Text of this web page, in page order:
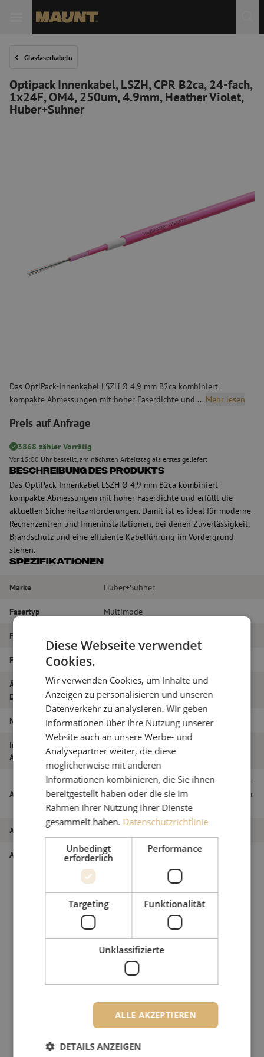
Glasfaserkabeln
Optipack Innenkabel, LSZH, CPR B2ca, 24-fach,
1x24F, OM4, 250um, 4.9mm, Heather Violet,
Huber+Suhner
Das OptiPack-Innenkabel LSZH Ø 4,9 mm B2ca kombiniert
kompakte Abmessungen mit hoher Faserdichte und.... Mehr lesen
Preis auf Anfrage
3868 zähler Vorrätig
Vor 15:00 Uhr bestellt, am nächsten Arbeitstag als erstes geliefert
Beschreibung des Produkts
Das OptiPack-Innenkabel LSZH Ø 4,9 mm B2ca kombiniert
kompakte Abmessungen mit hoher Faserdichte und erfüllt die
aktuellen Sicherheitsanforderungen. Damit ist es ideal für moderne
Rechenzentren und Inneninstallationen, bei denen Zuverlässigkeit,
Brandschutz und eine effiziente Kabelführung im Vordergrund
stehen.
Spezifikationen
Marke Huber+Suhner
Fasertyp Multimode
Farbe
Faseranzahl
Äußerer
Durchmesser (mm)
Material LSZH
Innen- oder
Außenkabel
Kabel für den Innenbereich
Artikelname
Optipack Innenkabel, LSZH, CPR B2ca, 24-
fach, 1x24F, OM4, 250um, 4.9mm, Heather
Violet, Huber+Suhner
Artikel Nummer
Art des Produkts Multimode OM4
Diese Webseite verwendet
Cookies.
Wir verwenden Cookies, um Inhalte und
Anzeigen zu personalisieren und unseren
Datenverkehr zu analysieren. Wir geben
Informationen über Ihre Nutzung unserer
Website auch an unsere Werbe- und
Analysepartner weiter, die diese
möglicherweise mit anderen
Informationen kombinieren, die Sie ihnen
bereitgestellt haben oder die sie im
Rahmen Ihrer Nutzung ihrer Dienste
gesammelt haben. Datenschutzrichtlinie
Unbedingt
erforderlich
Performance
Targeting Funktionalität
Unklassifizierte
ALLE AKZEPTIEREN
DETAILS ANZEIGEN